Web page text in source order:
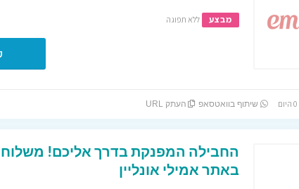
מבצע ללא תפוגה
שיתוף בוואטסאפ העתק URL
החבילה המפנקת בדרך אליכם! משלוח
באתר אמילי אונליין